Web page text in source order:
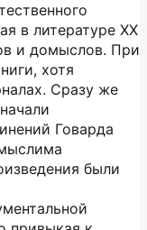
в литературе ХХ
и домыслов. При
хотя
Сразу же
Говарда
были